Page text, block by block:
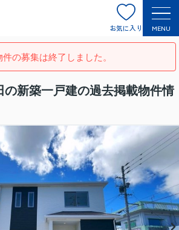
お気に入り MENU
件の募集は終了しました。
の新築一戸建の過去掲載物件情